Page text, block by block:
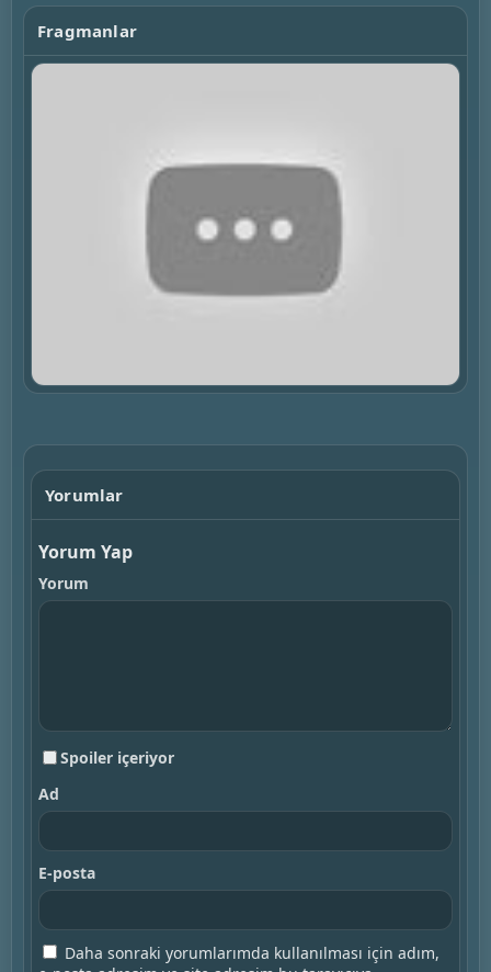
Fragmanlar
Yorumlar
Yorum Yap
Yorum
Spoiler içeriyor
Ad
E-posta
Daha sonraki yorumlarımda kullanılması için adım,